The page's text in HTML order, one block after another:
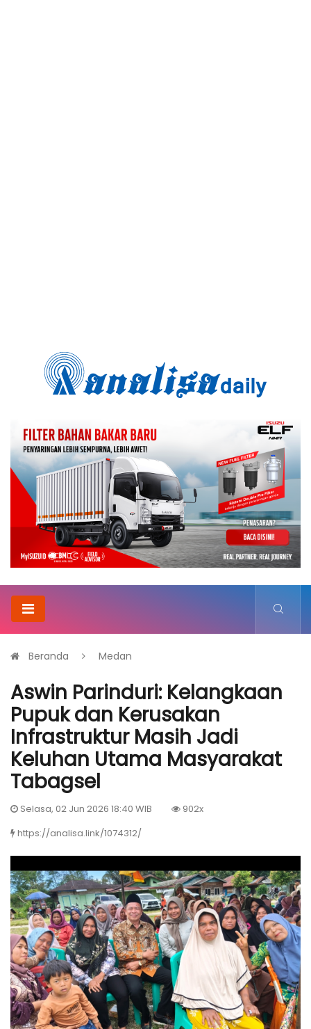
Beranda Medan
Aswin Parinduri: Kelangkaan
Pupuk dan Kerusakan
Infrastruktur Masih Jadi
Keluhan Utama Masyarakat
Tabagsel
Selasa, 02 Jun 2026 18:40 WIB
902x
https://analisa.link/1074312/